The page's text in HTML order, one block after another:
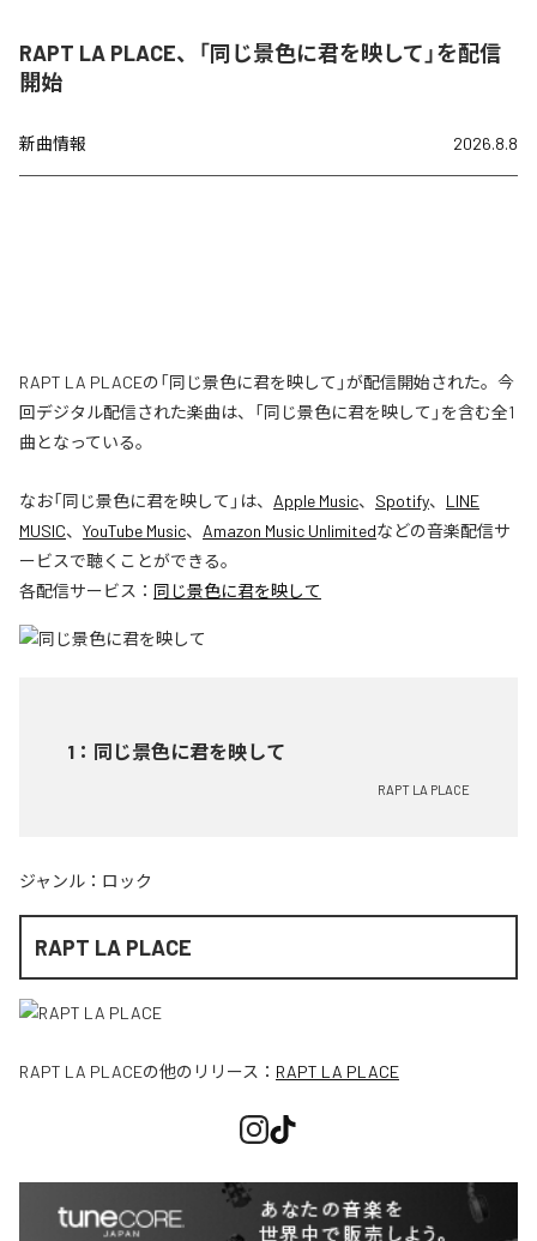
RAPT LA PLACE、「同じ景色に君を映して」を配信
開始
新曲情報 2026.8.8
RAPT LA PLACEの「同じ景色に君を映して」が配信開始された。今
回デジタル配信された楽曲は、「同じ景色に君を映して」を含む全1
曲となっている。
なお「同じ景色に君を映して 」は、 Apple Music、 Spotify、 LINE
MUSIC、 YouTube Music、 Amazon Music Unlimitedなどの音楽配信サ
ービスで聴くことができる。
各配信サービス： 同じ景色に君を映して
1 ： 同じ景色に君を映して
RAPT LA PLACE
ジャンル： ロック
RAPT LA PLACE
RAPT LA PLACEの他のリリース： RAPT LA PLACE